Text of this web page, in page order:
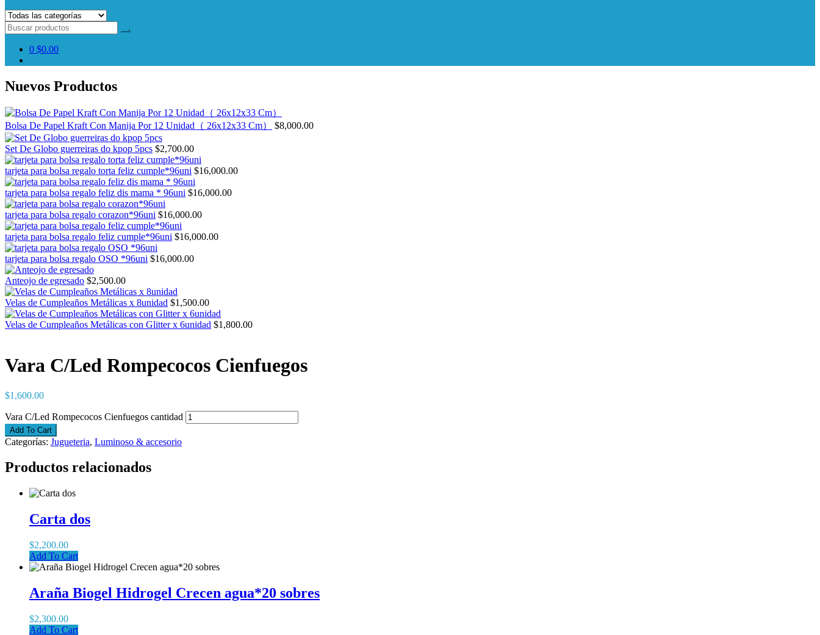
0 $0.00
Nuevos Productos
Bolsa De Papel Kraft Con Manija Por 12 Unidad（ 26x12x33 Cm） $8,000.00
Set De Globo guerreiras do kpop 5pcs $2,700.00
tarjeta para bolsa regalo torta feliz cumple*96uni $16,000.00
tarjeta para bolsa regalo feliz dis mama * 96uni $16,000.00
tarjeta para bolsa regalo corazon*96uni $16,000.00
tarjeta para bolsa regalo feliz cumple*96uni $16,000.00
tarjeta para bolsa regalo OSO *96uni $16,000.00
Anteojo de egresado $2,500.00
Velas de Cumpleaños Metálicas x 8unidad $1,500.00
Velas de Cumpleaños Metálicas con Glitter x 6unidad $1,800.00
Vara C/Led Rompecocos Cienfuegos
$1,600.00
Vara C/Led Rompecocos Cienfuegos cantidad
Add To Cart
Categorías: Jugueteria, Luminoso & accesorio
Productos relacionados
Carta dos
$2,200.00
Add To Cart
Araña Biogel Hidrogel Crecen agua*20 sobres
$2,300.00
Add To Cart